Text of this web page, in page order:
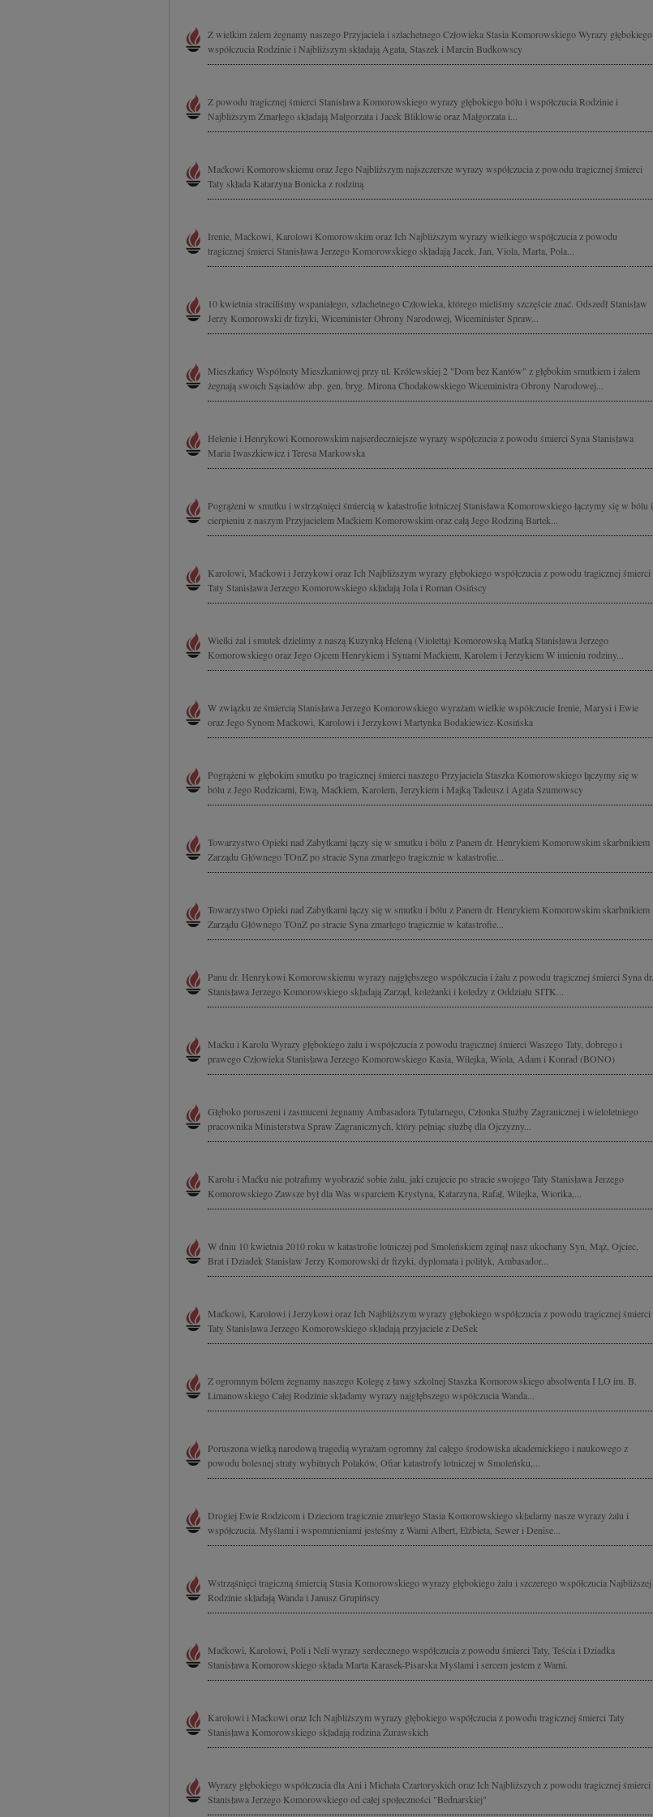
Z wielkim żalem żegnamy naszego Przyjaciela i szlachetnego Człowieka Stasia Komorowskiego Wyrazy głębokiego
współczucia Rodzinie i Najbliższym składają Agata, Staszek i Marcin Budkowscy
Z powodu tragicznej śmierci Stanisława Komorowskiego wyrazy głębokiego bólu i współczucia Rodzinie i
Najbliższym Zmarłego składają Małgorzata i Jacek Bliklowie oraz Małgorzata i...
Maćkowi Komorowskiemu oraz Jego Najbliższym najszczersze wyrazy współczucia z powodu tragicznej śmierci
Taty składa Katarzyna Bonicka z rodziną
Irenie, Maćkowi, Karolowi Komorowskim oraz Ich Najbliższym wyrazy wielkiego współczucia z powodu
tragicznej śmierci Stanisława Jerzego Komorowskiego składają Jacek, Jan, Viola, Marta, Pola...
10 kwietnia straciliśmy wspaniałego, szlachetnego Człowieka, którego mieliśmy szczęście znać. Odszedł Stanisław
Jerzy Komorowski dr fizyki, Wiceminister Obrony Narodowej, Wiceminister Spraw...
Mieszkańcy Wspólnoty Mieszkaniowej przy ul. Królewskiej 2 "Dom bez Kantów" z głębokim smutkiem i żalem
żegnają swoich Sąsiadów abp. gen. bryg. Mirona Chodakowskiego Wiceministra Obrony Narodowej...
Helenie i Henrykowi Komorowskim najserdeczniejsze wyrazy współczucia z powodu śmierci Syna Stanisława
Maria Iwaszkiewicz i Teresa Markowska
Pogrążeni w smutku i wstrząśnięci śmiercią w katastrofie lotniczej Stanisława Komorowskiego łączymy się w bólu i
cierpieniu z naszym Przyjacielem Maćkiem Komorowskim oraz całą Jego Rodziną Bartek...
Karolowi, Maćkowi i Jerzykowi oraz Ich Najbliższym wyrazy głębokiego współczucia z powodu tragicznej śmierci
Taty Stanisława Jerzego Komorowskiego składają Jola i Roman Osińscy
Wielki żal i smutek dzielimy z naszą Kuzynką Heleną (Violettą) Komorowską Matką Stanisława Jerzego
Komorowskiego oraz Jego Ojcem Henrykiem i Synami Maćkiem, Karolem i Jerzykiem W imieniu rodziny...
W związku ze śmiercią Stanisława Jerzego Komorowskiego wyrażam wielkie współczucie Irenie, Marysi i Ewie
oraz Jego Synom Maćkowi, Karolowi i Jerzykowi Martynka Bodakiewicz-Kosińska
Pogrążeni w głębokim smutku po tragicznej śmierci naszego Przyjaciela Staszka Komorowskiego łączymy się w
bólu z Jego Rodzicami, Ewą, Maćkiem, Karolem, Jerzykiem i Majką Tadeusz i Agata Szumowscy
Towarzystwo Opieki nad Zabytkami łączy się w smutku i bólu z Panem dr. Henrykiem Komorowskim skarbnikiem
Zarządu Głównego TOnZ po stracie Syna zmarłego tragicznie w katastrofie...
Towarzystwo Opieki nad Zabytkami łączy się w smutku i bólu z Panem dr. Henrykiem Komorowskim skarbnikiem
Zarządu Głównego TOnZ po stracie Syna zmarłego tragicznie w katastrofie...
Panu dr. Henrykowi Komorowskiemu wyrazy najgłębszego współczucia i żalu z powodu tragicznej śmierci Syna dr.
Stanisława Jerzego Komorowskiego składają Zarząd, koleżanki i koledzy z Oddziału SITK...
Maćku i Karolu Wyrazy głębokiego żalu i współczucia z powodu tragicznej śmierci Waszego Taty, dobrego i
prawego Człowieka Stanisława Jerzego Komorowskiego Kasia, Wilejka, Wiola, Adam i Konrad (BONO)
Głęboko poruszeni i zasmuceni żegnamy Ambasadora Tytularnego, Członka Służby Zagranicznej i wieloletniego
pracownika Ministerstwa Spraw Zagranicznych, który pełniąc służbę dla Ojczyzny...
Karolu i Maćku nie potrafimy wyobrazić sobie żalu, jaki czujecie po stracie swojego Taty Stanisława Jerzego
Komorowskiego Zawsze był dla Was wsparciem Krystyna, Katarzyna, Rafał, Wilejka, Wiorika,...
W dniu 10 kwietnia 2010 roku w katastrofie lotniczej pod Smoleńskiem zginął nasz ukochany Syn, Mąż, Ojciec,
Brat i Dziadek Stanisław Jerzy Komorowski dr fizyki, dyplomata i polityk, Ambasador...
Maćkowi, Karolowi i Jerzykowi oraz Ich Najbliższym wyrazy głębokiego współczucia z powodu tragicznej śmierci
Taty Stanisława Jerzego Komorowskiego składają przyjaciele z DeSek
Z ogromnym bólem żegnamy naszego Kolegę z ławy szkolnej Staszka Komorowskiego absolwenta I LO im. B.
Limanowskiego Całej Rodzinie składamy wyrazy najgłębszego współczucia Wanda...
Poruszona wielką narodową tragedią wyrażam ogromny żal całego środowiska akademickiego i naukowego z
powodu bolesnej straty wybitnych Polaków, Ofiar katastrofy lotniczej w Smoleńsku,...
Drogiej Ewie Rodzicom i Dzieciom tragicznie zmarłego Stasia Komorowskiego składamy nasze wyrazy żalu i
współczucia. Myślami i wspomnieniami jesteśmy z Wami Albert, Elżbieta, Sewer i Denise...
Wstrząśnięci tragiczną śmiercią Stasia Komorowskiego wyrazy głębokiego żalu i szczerego współczucia Najbliższej
Rodzinie składają Wanda i Janusz Grupińscy
Maćkowi, Karolowi, Poli i Neli wyrazy serdecznego współczucia z powodu śmierci Taty, Teścia i Dziadka
Stanisława Komorowskiego składa Marta Karasek-Pisarska Myślami i sercem jestem z Wami.
Karolowi i Maćkowi oraz Ich Najbliższym wyrazy głębokiego współczucia z powodu tragicznej śmierci Taty
Stanisława Komorowskiego składają rodzina Żurawskich
Wyrazy głębokiego współczucia dla Ani i Michała Czartoryskich oraz Ich Najbliższych z powodu tragicznej śmierci
Stanisława Jerzego Komorowskiego od całej społeczności "Bednarskiej"